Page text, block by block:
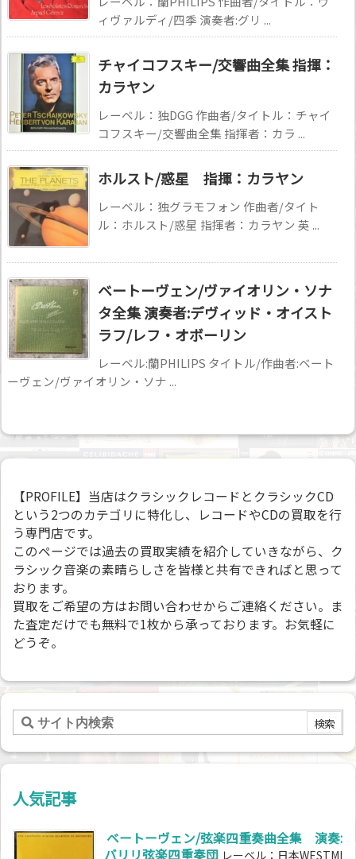
ィヴァルディ/四季 演奏者:グリ ...
チャイコフスキー/交響曲全集 指揮：
カラヤン
レーベル：独DGG 作曲者/タイトル：チャイ
コフスキー/交響曲全集 指揮者：カラ ...
ホルスト/惑星 指揮：カラヤン
レーベル：独グラモフォン 作曲者/タイト
ル：ホルスト/惑星 指揮者：カラヤン 英 ...
ベートーヴェン/ヴァイオリン・ソナ
タ全集 演奏者:デヴィッド・オイスト
ラフ/レフ・オボーリン
レーベル:蘭PHILIPS タイトル/作曲者:ベート
ーヴェン/ヴァイオリン・ソナ ...
【PROFILE】当店はクラシックレコードとクラシックCD
という2つのカテゴリに特化し、レコードやCDの買取を行
う専門店です。
このページでは過去の買取実績を紹介していきながら、ク
ラシック音楽の素晴らしさを皆様と共有できればと思って
おります。
買取をご希望の方はお問い合わせからご連絡ください。ま
た査定だけでも無料で1枚から承っております。お気軽に
どうぞ。
人気記事
ベートーヴェン/弦楽四重奏曲全集 演奏:
バリリ弦楽四重奏団 レーベル：日本WESTMI